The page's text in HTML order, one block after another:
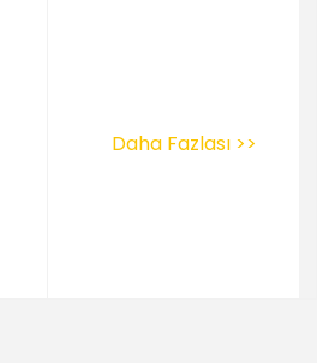
Daha Fazlası >>